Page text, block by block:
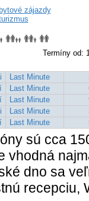
zájazdy
Termíny od:
Last Minute
Last Minute
Last Minute
Last Minute
Last Minute
sú cca
vhodná
dno sa
recepciu,